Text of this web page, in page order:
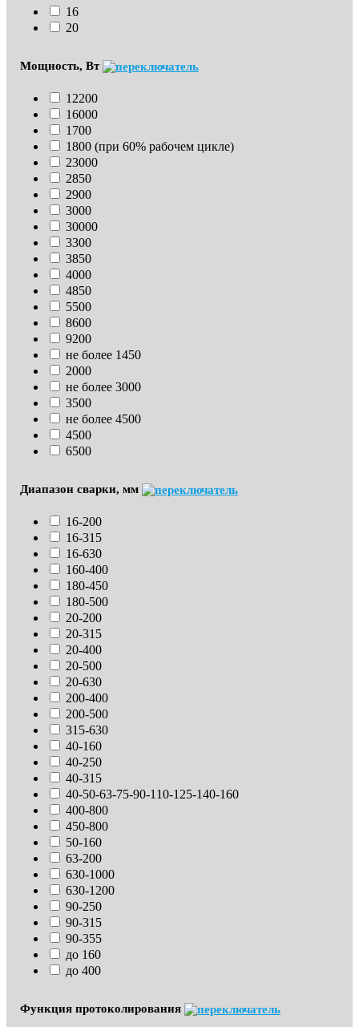
16
20
Мощность, Вт
12200
16000
1700
1800 (при 60% рабочем цикле)
23000
2850
2900
3000
30000
3300
3850
4000
4850
5500
8600
9200
не более 1450
2000
не более 3000
3500
не более 4500
4500
6500
Диапазон сварки, мм
16-200
16-315
16-630
160-400
180-450
180-500
20-200
20-315
20-400
20-500
20-630
200-400
200-500
315-630
40-160
40-250
40-315
40-50-63-75-90-110-125-140-160
400-800
450-800
50-160
63-200
630-1000
630-1200
90-250
90-315
90-355
до 160
до 400
Функция протоколирования